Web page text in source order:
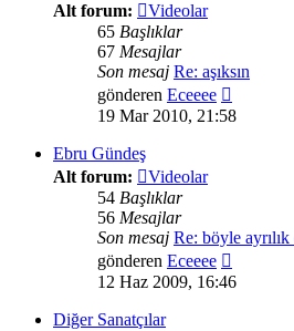
Alt forum:
Videolar
65 Başlıklar
67 Mesajlar
Son mesaj Re: aşıksın
gönderen Eceeee
mesajı
19 Mar 2010, 21:58
Ebru Gündeş
Alt forum:
Videolar
54 Başlıklar
56 Mesajlar
Son mesaj Re: böyle
gönderen Eceeee
mesajı
12 Haz 2009, 16:46
Diğer Sanatçılar